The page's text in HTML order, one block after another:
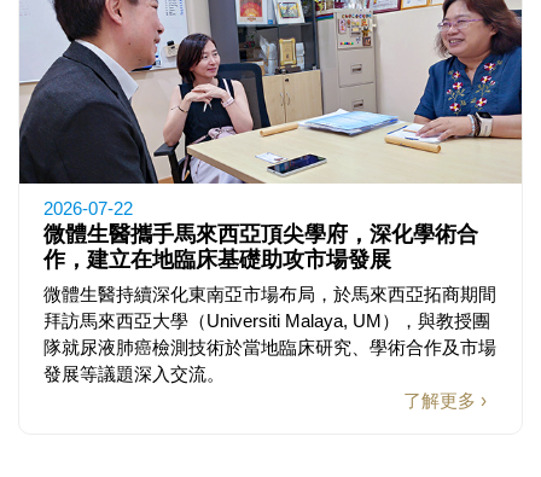
2026-07-22
微體生醫攜手馬來西亞頂尖學府，深化學術合
作，建立在地臨床基礎助攻市場發展
微體生醫持續深化東南亞市場布局，於馬來西亞拓商期間
拜訪馬來西亞大學（Universiti Malaya, UM），與教授團
隊就尿液肺癌檢測技術於當地臨床研究、學術合作及市場
發展等議題深入交流。
了解更多 ›